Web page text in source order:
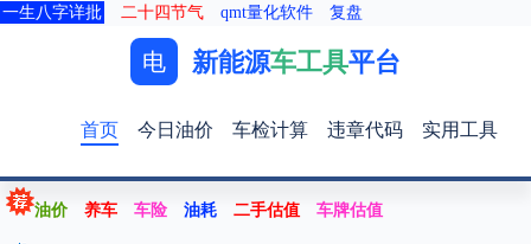
一生八字详批 二十四节气 qmt量化软件 复盘
电 新能源车工具平台
首页 今日油价 车检计算 违章代码 实用工具
油价 养车 车险 油耗 二手估值 车牌估值